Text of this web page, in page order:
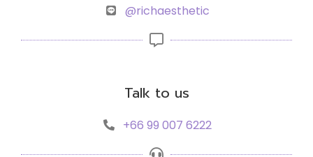
@richaesthetic
Talk to us
+66 99 007 6222